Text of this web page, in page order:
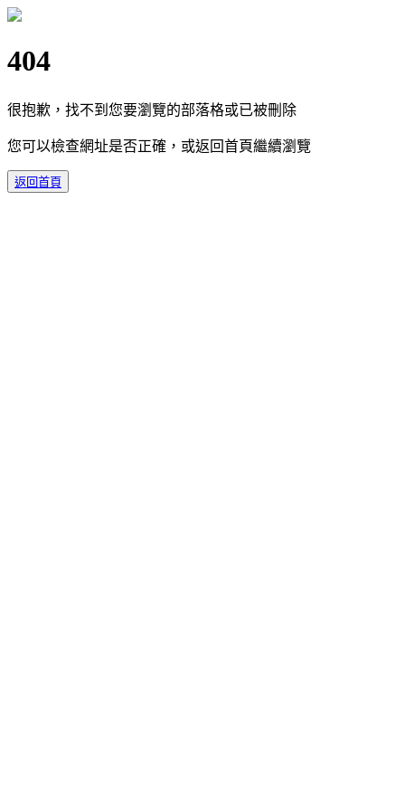
404
很抱歉，找不到您要瀏覽的部落格或已被刪除
您可以檢查網址是否正確，或返回首頁繼續瀏覽
返回首頁